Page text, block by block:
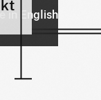
in English